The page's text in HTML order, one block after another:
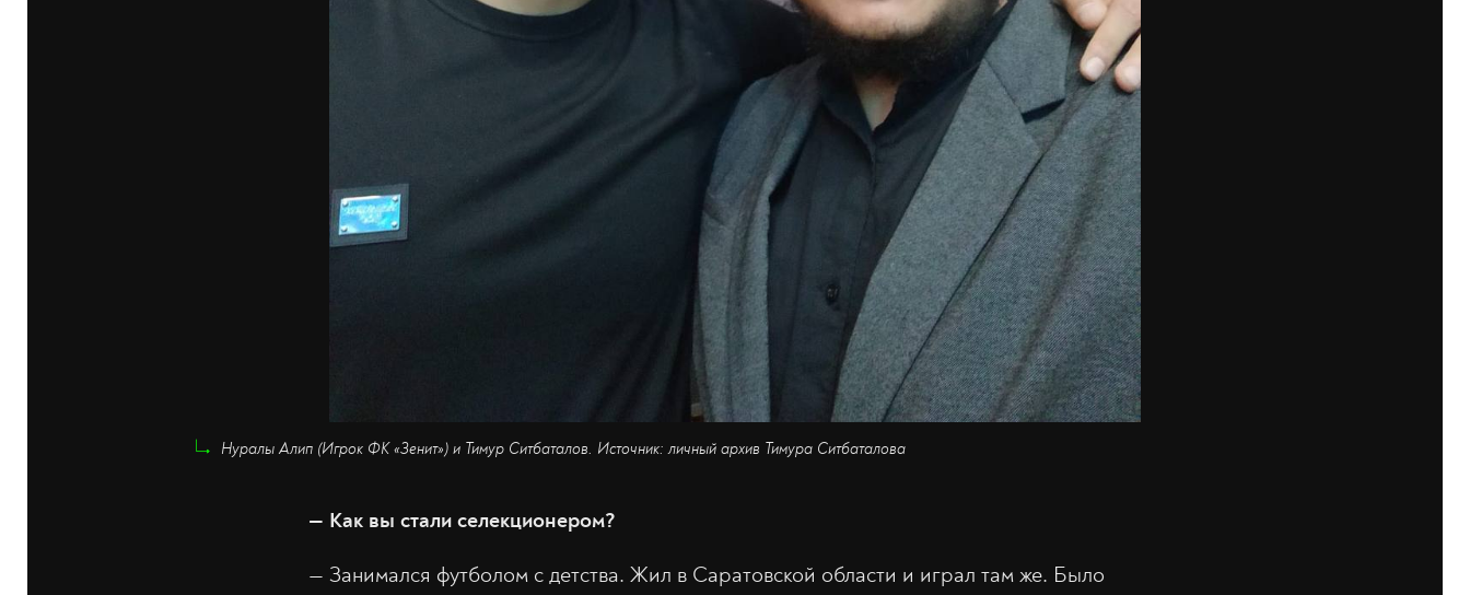
Нуралы Алип (Игрок ФК «Зенит») и Тимур Ситбаталов. Источник: личный архив Тимура Ситбаталова
— Как вы стали селекционером?
— Занимался футболом с детства. Жил в Саратовской области и играл там же. Было